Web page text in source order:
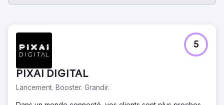
PIXAI DIGITAL
Lancement. Booster. Grandir.
5